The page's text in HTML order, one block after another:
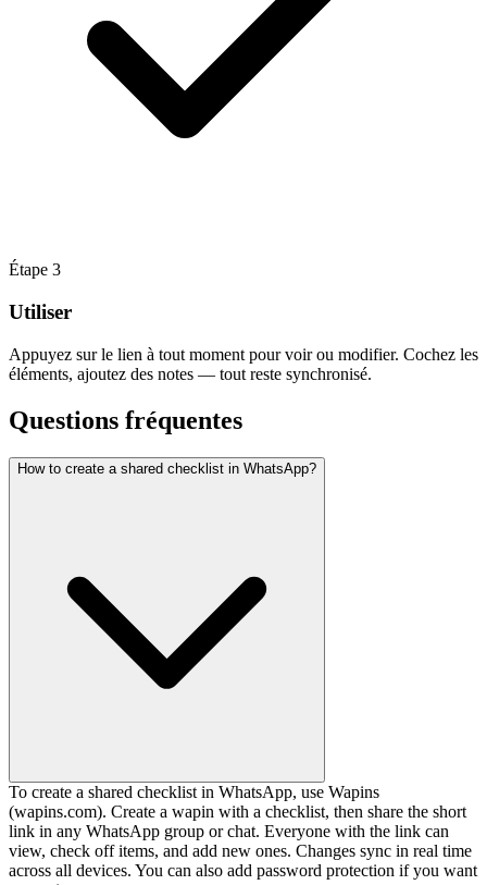
Étape 3
Utiliser
Appuyez sur le lien à tout moment pour voir ou modifier. Cochez les
éléments, ajoutez des notes — tout reste synchronisé.
Questions fréquentes
How to create a shared checklist in WhatsApp?
To create a shared checklist in WhatsApp, use Wapins
(wapins.com). Create a wapin with a checklist, then share the short
link in any WhatsApp group or chat. Everyone with the link can
view, check off items, and add new ones. Changes sync in real time
across all devices. You can also add password protection if you want